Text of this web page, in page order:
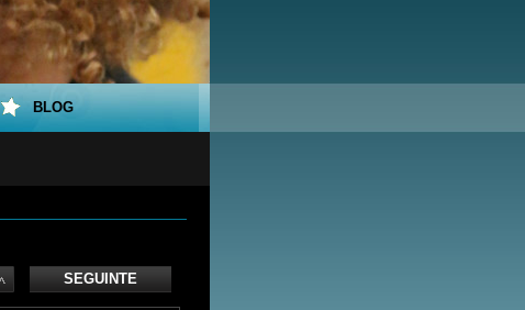
SEGUINTE
BLOG